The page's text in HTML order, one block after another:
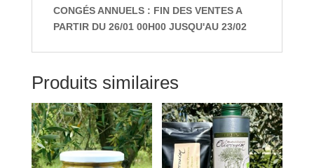
CONGÉS ANNUELS : FIN DES VENTES A
PARTIR DU 26/01 00H00 JUSQU'AU 23/02
Produits similaires